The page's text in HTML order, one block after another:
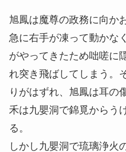
旭鳳は魔尊の政務に向か
急に右手が凍って動かな
がやってきたため咄嗟に
れ突き飛ばしてしまう。
りがはずれ、旭鳳は耳の
禾は九嬰洞で錦覓からう
る。
しかし九嬰洞で琉璃浄火